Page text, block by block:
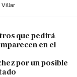
que pedirá
en el
por un posible